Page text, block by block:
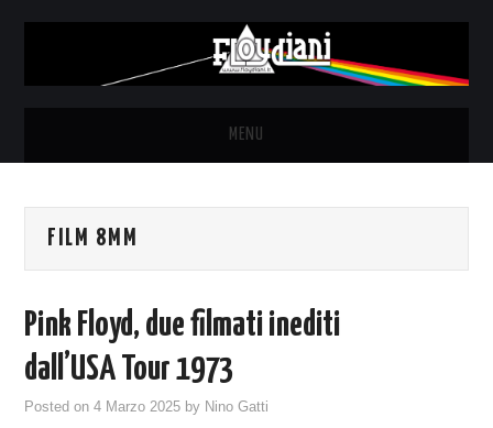
MENU
NEWS
SYD BARRETT – ALLE SOGLIE
DELL’ALBA
FILM 8MM
Pink Floyd, due filmati inediti
dall’USA Tour 1973
Posted on4 Marzo 2025 by Nino Gatti